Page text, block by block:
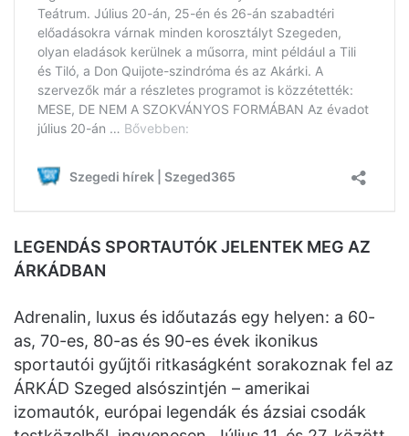
LEGENDÁS SPORTAUTÓK JELENTEK MEG AZ
ÁRKÁDBAN
Adrenalin, luxus és időutazás egy helyen: a 60-
as, 70-es, 80-as és 90-es évek ikonikus
sportautói gyűjtői ritkaságként sorakoznak fel az
ÁRKÁD Szeged alsószintjén – amerikai
izomautók, európai legendák és ázsiai csodák